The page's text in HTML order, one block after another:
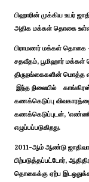
பிஹாரின் முக்கிய உயர்
அதிக மக்கள் தொகை
பிராமணர் மக்கள் தொகை
சதவீதம், பூமிஹார்
திருநங்கைகளின் மொத்த
இந்த நிலையில்
கணக்கெடுப்பு
கணக்கெடுப்புடன்,
எழுப்பப்படுகிறது.
2011-ஆம் ஆண்டு
பிற்படுத்தப்பட்டோர்,
தொகைக்கு ஏற்ப